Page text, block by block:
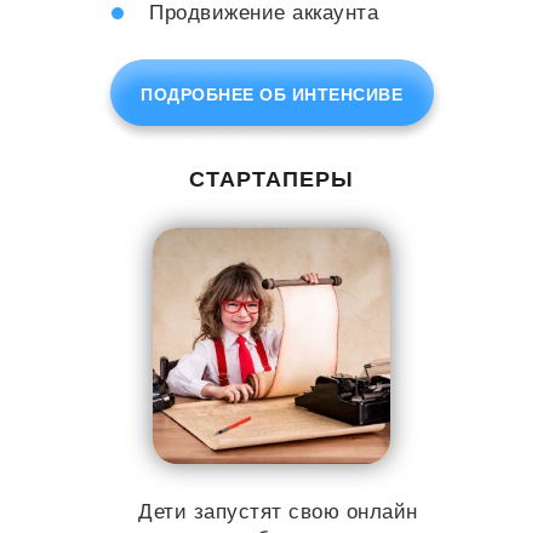
Продвижение аккаунта
ПОДРОБНЕЕ ОБ ИНТЕНСИВЕ
СТАРТАПЕРЫ
Дети запустят свою онлайн